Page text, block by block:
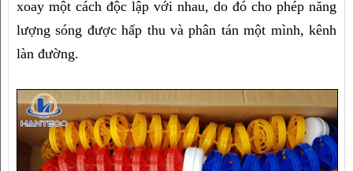
xoay một cách độc lập với nhau, do đó cho phép năng
lượng sóng được hấp thu và phân tán một mình, kênh
làn đường.